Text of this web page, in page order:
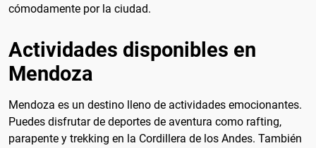
cómodamente por la ciudad.
Actividades disponibles en
Mendoza
Mendoza es un destino lleno de actividades emocionantes.
Puedes disfrutar de deportes de aventura como rafting,
parapente y trekking en la Cordillera de los Andes. También